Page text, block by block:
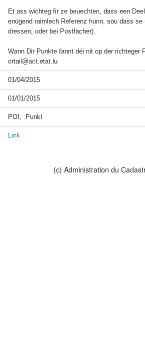
Et ass wichteg fir ze beuechten, dass een
enügend raimlech Referenz hunn, sou dass
dressen, oder bei Postfächer).
Wann Dir Punkte fannt déi nit op der
ortail@act.etat.lu
01/04/2015
01/01/2015
POI,  Punkt
Link
(c) Administration du